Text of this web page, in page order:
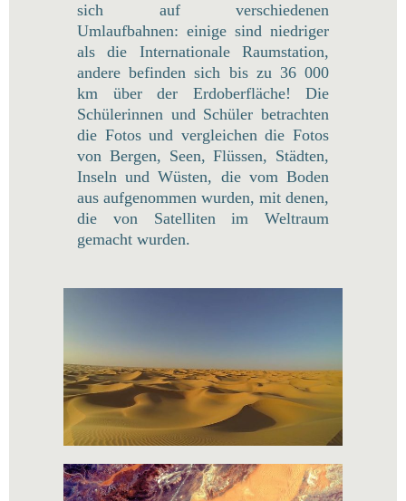
sich auf verschiedenen
Umlaufbahnen: einige sind niedriger
als die Internationale Raumstation,
andere befinden sich bis zu 36 000
km über der Erdoberfläche! Die
Schülerinnen und Schüler betrachten
die Fotos und vergleichen die Fotos
von Bergen, Seen, Flüssen, Städten,
Inseln und Wüsten, die vom Boden
aus aufgenommen wurden, mit denen,
die von Satelliten im Weltraum
gemacht wurden.